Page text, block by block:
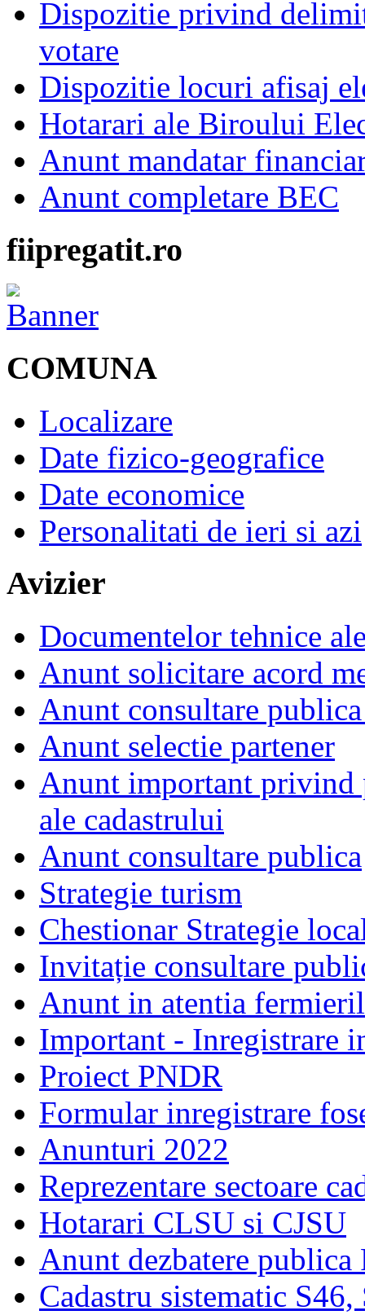
Dispozitie privind
votare
Dispozitie locuri afisaj
Hotarari ale Biroului
Anunt mandatar
Anunt completare BEC
fiipregatit.ro
COMUNA
Localizare
Date fizico-geografice
Date economice
Personalitati de ieri si azi
Avizier
Documentelor tehnice
Anunt solicitare acord
Anunt consultare
Anunt selectie partener
Anunt important privind
ale cadastrului
Anunt consultare publica
Strategie turism
Chestionar Strategie
Invitație consultare
Anunt in atentia
Important - Inregistrare
Proiect PNDR
Formular inregistrare
Anunturi 2022
Reprezentare sectoare
Hotarari CLSU si CJSU
Anunt dezbatere publica
Cadastru sistematic S46,